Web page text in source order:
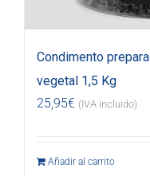
Condimento
vegetal 1,5 Kg
25,95€ (IVA incluido)
Añadir al carrito